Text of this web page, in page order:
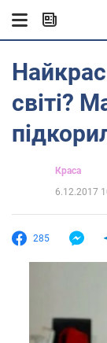
світі?
Краса
6.12.2017
285